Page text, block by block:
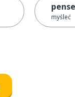
myśleć